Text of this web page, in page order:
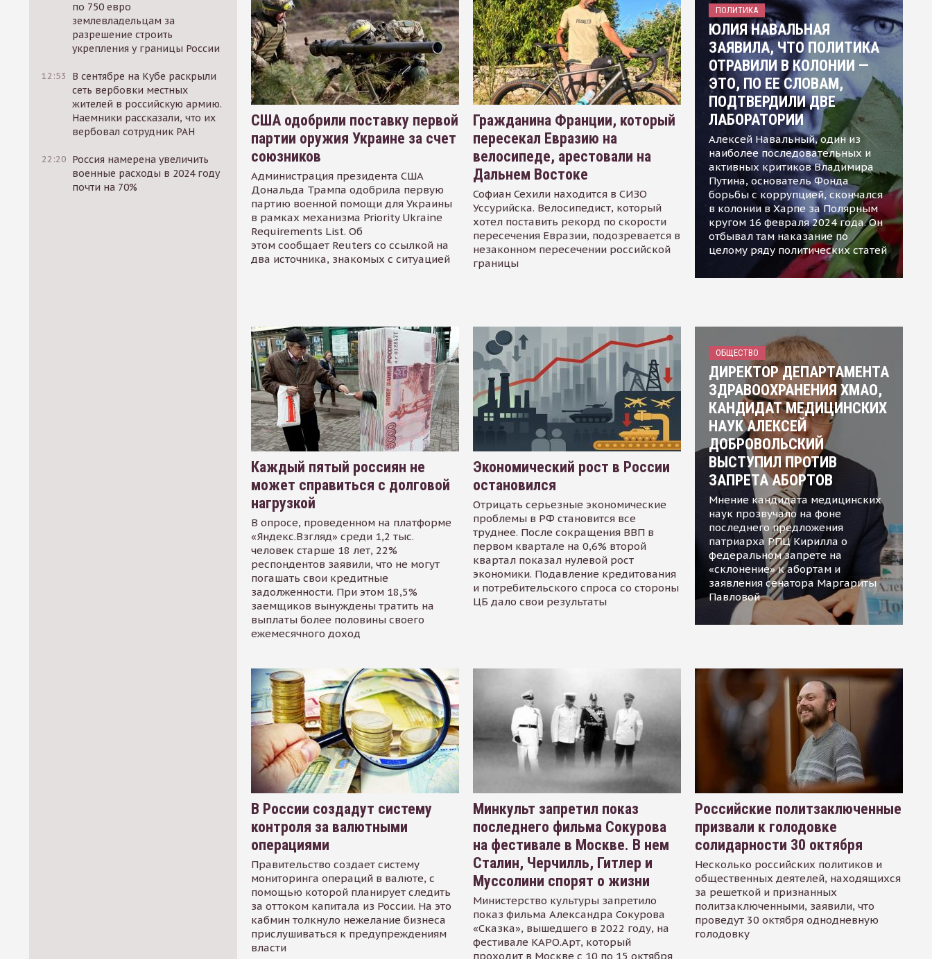
по 750 евро
землевладельцам за
разрешение строить
укрепления у границы России
12:53
В сентябре на Кубе раскрыли
сеть вербовки местных
жителей в российскую армию.
Наемники рассказали, что их
вербовал сотрудник РАН
22:20 Россия намерена увеличить
военные расходы в 2024 году
почти на 70%
США одобрили поставку первой
партии оружия Украине за счет
союзников
Администрация президента США
Дональда Трампа одобрила первую
партию военной помощи для Украины
в рамках механизма Priority Ukraine
Requirements List. Об
этом сообщает Reuters со ссылкой на
два источника, знакомых с ситуацией
Гражданина Франции, который
пересекал Евразию на
велосипеде, арестовали на
Дальнем Востоке
Софиан Сехили находится в СИЗО
Уссурийска. Велосипедист, который
хотел поставить рекорд по скорости
пересечения Евразии, подозревается в
незаконном пересечении российской
границы
ПОЛИТИКА
ЮЛИЯ НАВАЛЬНАЯ
ЗАЯВИЛА, ЧТО ПОЛИТИКА
ОТРАВИЛИ В КОЛОНИИ —
ЭТО, ПО ЕЕ СЛОВАМ,
ПОДТВЕРДИЛИ ДВЕ
ЛАБОРАТОРИИ
Алексей Навальный, один из
наиболее последовательных и
активных критиков Владимира
Путина, основатель Фонда
борьбы с коррупцией, скончался
в колонии в Харпе за Полярным
кругом 16 февраля 2024 года. Он
отбывал там наказание по
целому ряду политических статей
Каждый пятый россиян не
может справиться с долговой
нагрузкой
В опросе, проведенном на платформе
«Яндекс.Взгляд» среди 1,2 тыс.
человек старше 18 лет, 22%
респондентов заявили, что не могут
погашать свои кредитные
задолженности. При этом 18,5%
заемщиков вынуждены тратить на
выплаты более половины своего
ежемесячного доход
Экономический рост в России
остановился
Отрицать серьезные экономические
проблемы в РФ становится все
труднее. После сокращения ВВП в
первом квартале на 0,6% второй
квартал показал нулевой рост
экономики. Подавление кредитования
и потребительского спроса со стороны
ЦБ дало свои результаты
ОБЩЕСТВО
ДИРЕКТОР ДЕПАРТАМЕНТА
ЗДРАВООХРАНЕНИЯ ХМАО,
КАНДИДАТ МЕДИЦИНСКИХ
НАУК АЛЕКСЕЙ
ДОБРОВОЛЬСКИЙ
ВЫСТУПИЛ ПРОТИВ
ЗАПРЕТА АБОРТОВ
Мнение кандидата медицинских
наук прозвучало на фоне
последнего предложения
патриарха РПЦ Кирилла о
федеральном запрете на
«склонение» к абортам и
заявления сенатора Маргариты
Павловой
В России создадут систему
контроля за валютными
операциями
Правительство создает систему
мониторинга операций в валюте, с
помощью которой планирует следить
за оттоком капитала из России. На это
кабмин толкнуло нежелание бизнеса
прислушиваться к предупреждениям
власти
Минкульт запретил показ
последнего фильма Сокурова
на фестивале в Москве. В нем
Сталин, Черчилль, Гитлер и
Муссолини спорят о жизни
Министерство культуры запретило
показ фильма Александра Сокурова
«Сказка», вышедшего в 2022 году, на
фестивале КАРО.Арт, который
проходит в Москве с 10 по 15 октября
Российские политзаключенные
призвали к голодовке
солидарности 30 октября
Несколько российских политиков и
общественных деятелей, находящихся
за решеткой и признанных
политзаключенными, заявили, что
проведут 30 октября однодневную
голодовку